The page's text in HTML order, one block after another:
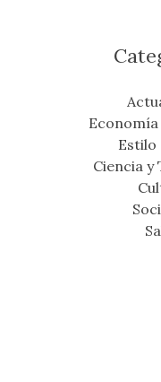
Estilo
Ciencia y